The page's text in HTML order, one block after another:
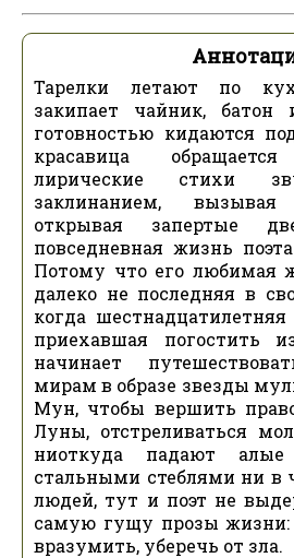
Тарелки летают по
закипает чайник,
готовностью кидаются
красавица
лирические стихи
заклинанием, вызывая
открывая запертые
повседневная жизнь
Потому что его любимая
далеко не последняя в
когда
приехавшая погостить
начинает
мирам в образе звезды
Мун, чтобы вершить
Луны, отстреливаться
ниоткуда падают
стальными стеблями ни в
людей, тут и поэт не
самую гущу прозы жизни:
вразумить, уберечь от зла.